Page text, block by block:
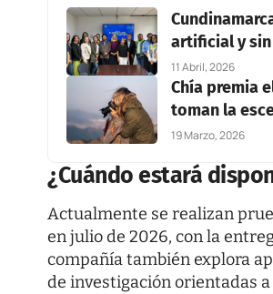
artificial y
11 Abril, 2026
Chía premia
toman la
19 Marzo, 2026
¿Cuándo estará
Actualmente se realizan
en julio de 2026, con la
compañía también explora
de investigación orientadas